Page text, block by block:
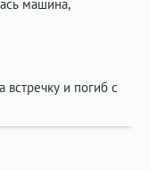
машина,
встречку и погиб с